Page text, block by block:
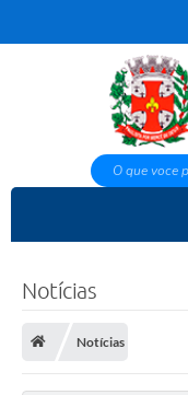
O que voce
Notícias
Notícias